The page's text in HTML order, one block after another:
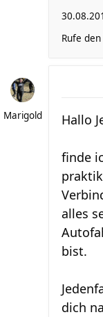
Rufe
Marigold Hallo
finde
alles
bist.
dich